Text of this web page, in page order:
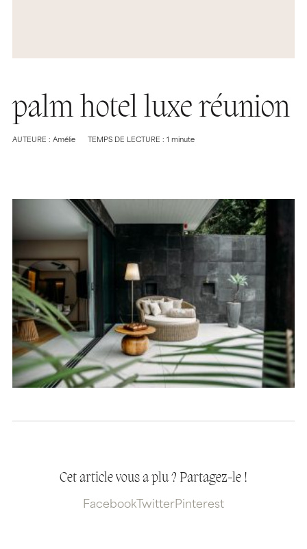
palm hotel luxe réunion
AUTEURE : Amélie TEMPS DE LECTURE : 1 minute
Cet article vous a plu ? Partagez-le !
Facebook TwitterPinterest